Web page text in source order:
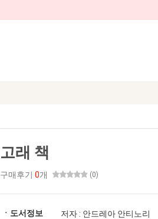
고래 책
구매후기 0개 (0)
ㆍ도서정보
저자 : 안드레아 안티노리